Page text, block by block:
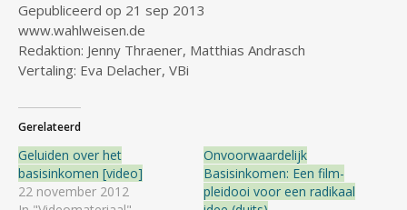
Gepubliceerd op 21 sep 2013
www.wahlweisen.de
Redaktion: Jenny Thraener, Matthias Andrasch
Vertaling: Eva Delacher, VBi
Gerelateerd
Geluiden over het
basisinkomen [video]
22 november 2012
Onvoorwaardelijk
Basisinkomen: Een film-
pleidooi voor een radikaal